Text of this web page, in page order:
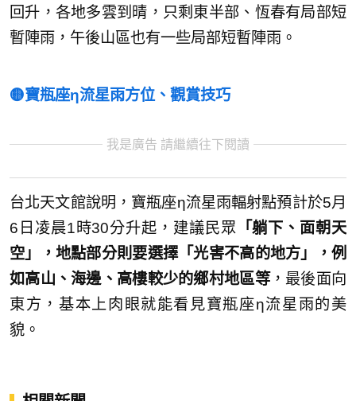
回升，各地多雲到晴，只剩東半部、恆春有局部短
暫陣雨，午後山區也有一些局部短暫陣雨。
🟡寶瓶座η流星雨方位、觀賞技巧
我是廣告 請繼續往下閱讀
台北天文館說明，寶瓶座η流星雨輻射點預計於5月
6日凌晨1時30分升起，建議民眾 「躺下、面朝天
空」，地點部分則要選擇「光害不高的地方」，例
如高山、海邊、高樓較少的鄉村地區等，最後面向
東方，基本上肉眼就能看見寶瓶座η流星雨的美
貌。